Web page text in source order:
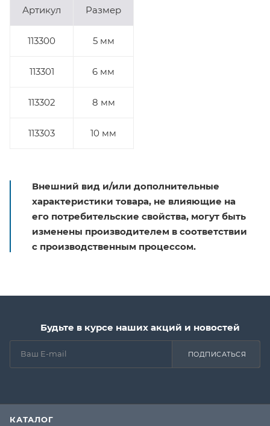
Артикул Размер
113300 5 мм
113301 6 мм
113302 8 мм
113303 10 мм
Внешний вид и/или дополнительные
характеристики товара, не влияющие на
его потребительские свойства, могут быть
изменены производителем в соответствии
с производственным процессом.
Будьте в курсе наших акций и новостей
ПОДПИСАТЬСЯ
КАТАЛОГ